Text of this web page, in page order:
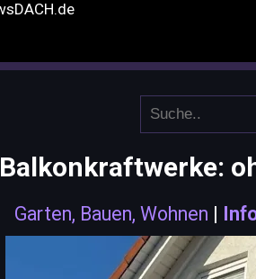
Balkonkraftwerke:
Garten, Bauen, Wohnen |